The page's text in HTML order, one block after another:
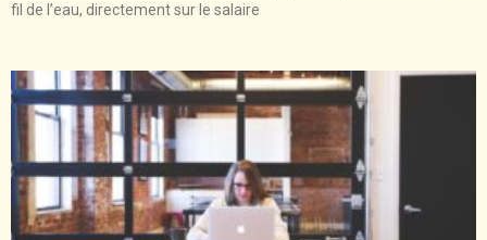
fil de l’eau, directement sur le salaire